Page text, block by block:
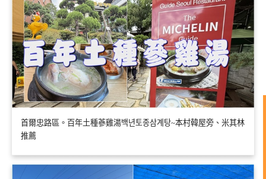
首爾忠路區。百年土種蔘雞湯백년토종삼계탕~本村韓屋旁、米其林
推薦